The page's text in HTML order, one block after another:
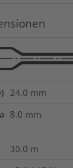
24.0 mm
8.0 mm
30.0 m